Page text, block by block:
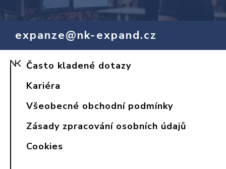
expanze@nk-expand.cz
Často kladené dotazy
Kariéra
Všeobecné obchodní podmínky
Zásady zpracování osobních údajů
Cookies